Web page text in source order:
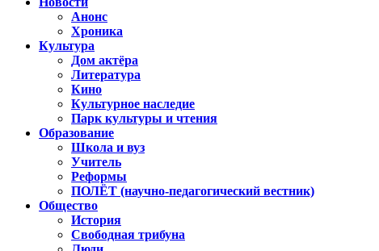
Анонс
Хроника
Культура
Дом актёра
Литература
Кино
Культурное наследие
Парк культуры и чтения
Образование
Школа и вуз
Учитель
Реформы
ПОЛЁТ (научно-педагогический вестник)
Общество
История
Свободная трибуна